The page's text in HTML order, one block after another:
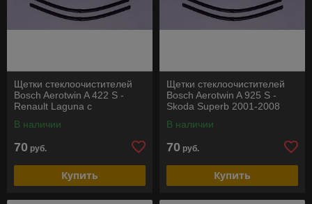
Щетки стеклоочистителей
Bosch Aerotwin A 422 S -
Renault Laguna c
В наличии
70 руб.
Купить
Щетки стеклоочистителей
Bosch Aerotwin A 925 S -
Skoda Superb 2001-2008
В наличии
70 руб.
Купить